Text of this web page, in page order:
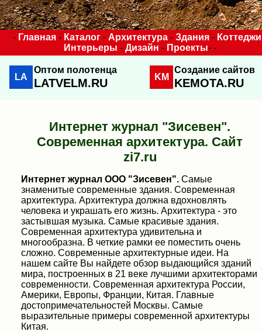
- Главная - Каталог - Архитектура - Здания - Коттеджи
Интерьеры - Дизайн - Проекты- -
LA
Оптом полотенца
LATVELM.RU KM
Создание сайтов
KEMOTA.RU
Интернет журнал "Зисевен".
Современная архитектура. Сайт
zi7.ru
Интернет журнал ООО "Зисевен". Самые
знаменитые современные здания. Современная
архитектура. Архитектура должна вдохновлять
человека и украшать его жизнь. Архитектура - это
застывшая музыка. Самые красивые здания.
Современная архитектура удивительна и
многообразна. В четкие рамки ее поместить очень
сложно. Современные архитектурные идеи. На
нашем сайте Вы найдете обзор выдающийся зданий
мира, построенных в 21 веке лучшими архитекторами
современности. Современная архитектура России,
Америки, Европы, Франции, Китая. Главные
достопримечательностей Москвы. Самые
выразительные примеры современной архитектуры
Китая.